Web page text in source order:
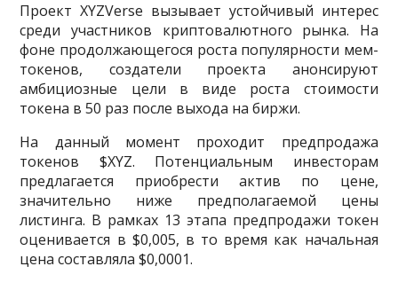
Проект XYZVerse вызывает устойчивый интерес
среди участников криптовалютного рынка. На
фоне продолжающегося роста популярности мем-
токенов, создатели проекта анонсируют
амбициозные цели в виде роста стоимости
токена в 50 раз после выхода на биржи.
На данный момент проходит предпродажа
токенов $XYZ. Потенциальным инвесторам
предлагается приобрести актив по цене,
значительно ниже предполагаемой цены
листинга. В рамках 13 этапа предпродажи токен
оценивается в $0,005, в то время как начальная
цена составляла $0,0001.